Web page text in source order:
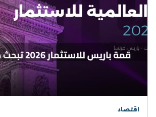
اقتصاد